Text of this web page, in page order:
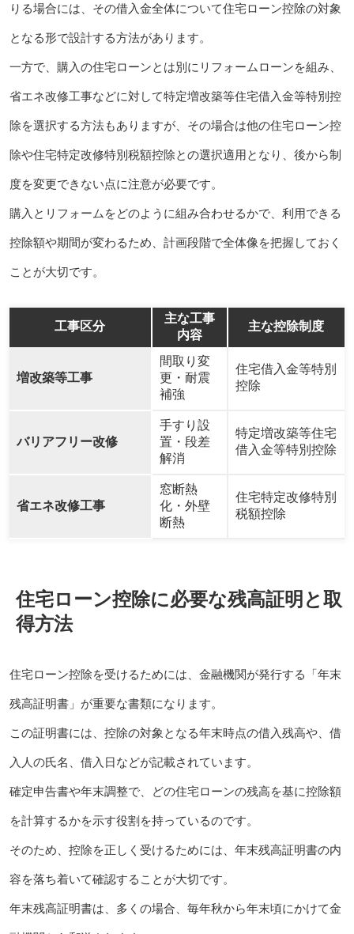
りる場合には、その借入金全体について住宅ローン控除の対象
となる形で設計する方法があります。
一方で、購入の住宅ローンとは別にリフォームローンを組み、
省エネ改修工事などに対して特定増改築等住宅借入金等特別控
除を選択する方法もありますが、その場合は他の住宅ローン控
除や住宅特定改修特別税額控除との選択適用となり、後から制
度を変更できない点に注意が必要です。
購入とリフォームをどのように組み合わせるかで、利用できる
控除額や期間が変わるため、計画段階で全体像を把握しておく
ことが大切です。
工事区分
主な工事
内容
主な控除制度
増改築等工事
間取り変
更・耐震
補強
住宅借入金等特別
控除
バリアフリー改修
手すり設
置・段差
解消
特定増改築等住宅
借入金等特別控除
省エネ改修工事
窓断熱
化・外壁
断熱
住宅特定改修特別
税額控除
住宅ローン控除に必要な残高証明と取
得方法
住宅ローン控除を受けるためには、金融機関が発行する「年末
残高証明書」が重要な書類になります。
この証明書には、控除の対象となる年末時点の借入残高や、借
入人の氏名、借入日などが記載されています。
確定申告書や年末調整で、どの住宅ローンの残高を基に控除額
を計算するかを示す役割を持っているのです。
そのため、控除を正しく受けるためには、年末残高証明書の内
容を落ち着いて確認することが大切です。
年末残高証明書は、多くの場合、毎年秋から年末頃にかけて金